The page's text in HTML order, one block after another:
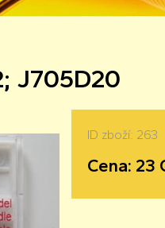
J705D20
ID zboží: 263
Cena: 23